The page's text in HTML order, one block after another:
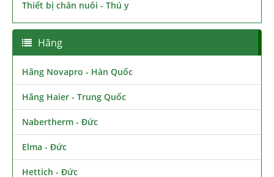
Thiết bị chăn nuôi - Thú y
Hãng
Hãng Novapro - Hàn Quốc
Hãng Haier - Trung Quốc
Nabertherm - Đức
Elma - Đức
Hettich - Đức